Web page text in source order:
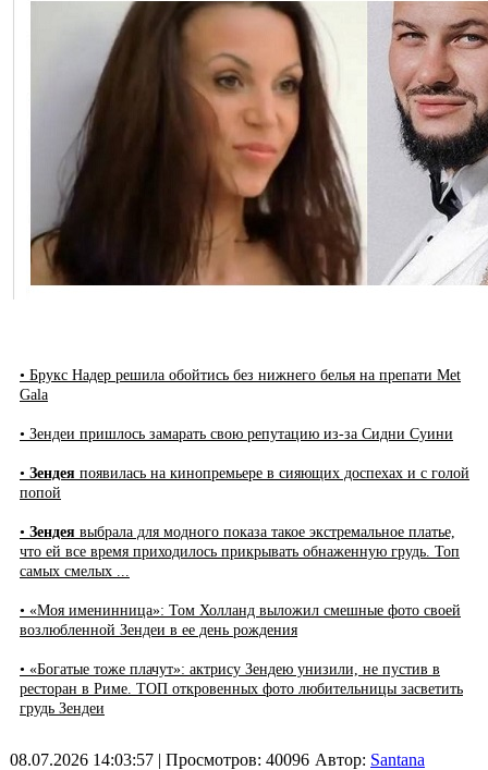
• Брукс Надер решила обойтись без нижнего белья на препати Met
Gala
• Зендеи пришлось замарать свою репутацию из-за Сидни Суини
• Зендея появилась на кинопремьере в сияющих доспехах и с голой
попой
• Зендея выбрала для модного показа такое экстремальное платье,
что ей все время приходилось прикрывать обнаженную грудь. Топ
самых смелых ...
• «Моя именинница»: Том Холланд выложил смешные фото своей
возлюбленной Зендеи в ее день рождения
• «Богатые тоже плачут»: актрису Зендею унизили, не пустив в
ресторан в Риме. ТОП откровенных фото любительницы засветить
грудь Зендеи
08.07.2026 14:03:57 | Просмотров: 40096 Автор: Santana